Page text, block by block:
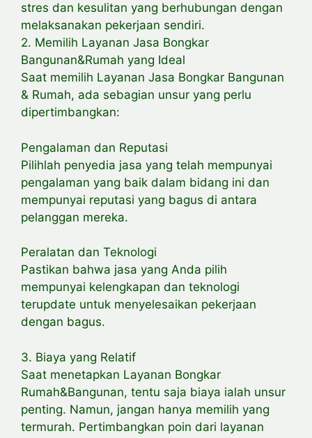
stres dan kesulitan yang berhubungan dengan
melaksanakan pekerjaan sendiri.
2. Memilih Layanan Jasa Bongkar
Bangunan&Rumah yang Ideal
Saat memilih Layanan Jasa Bongkar Bangunan
& Rumah, ada sebagian unsur yang perlu
dipertimbangkan:
Pengalaman dan Reputasi
Pilihlah penyedia jasa yang telah mempunyai
pengalaman yang baik dalam bidang ini dan
mempunyai reputasi yang bagus di antara
pelanggan mereka.
Peralatan dan Teknologi
Pastikan bahwa jasa yang Anda pilih
mempunyai kelengkapan dan teknologi
terupdate untuk menyelesaikan pekerjaan
dengan bagus.
3. Biaya yang Relatif
Saat menetapkan Layanan Bongkar
Rumah&Bangunan, tentu saja biaya ialah unsur
penting. Namun, jangan hanya memilih yang
termurah. Pertimbangkan poin dari layanan